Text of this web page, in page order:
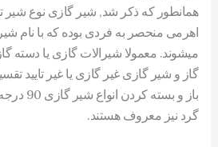
همانطور که ذکر شد, شیر گازی نوع شیر
اهرمی منحصر به فردی بوده که با نام
میشوند. معمولا شیرالات گازی یا دسته
گاز و شیر گازی غیر گازی یا غیر تایید
باز و
گرد نیز معروف هستند.